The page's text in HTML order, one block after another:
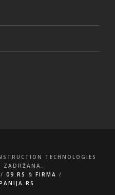
TECHNOLOGIES
ZADRŽANA.
/ 09.RS & FIRMA /